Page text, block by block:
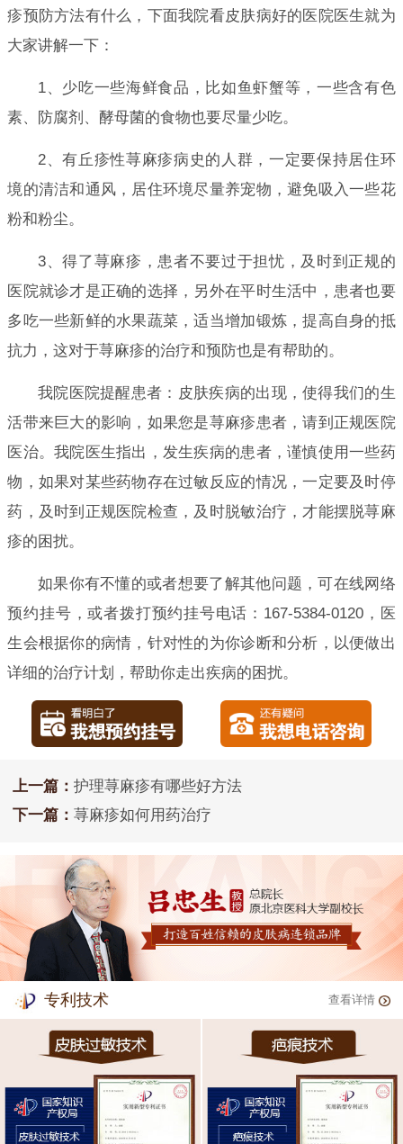
疹预防方法有什么，下面我院看皮肤病好的医院医生就为
大家讲解一下：
1、少吃一些海鲜食品，比如鱼虾蟹等，一些含有色
素、防腐剂、酵母菌的食物也要尽量少吃。
2、有丘疹性荨麻疹病史的人群，一定要保持居住环
境的清洁和通风，居住环境尽量养宠物，避免吸入一些花
粉和粉尘。
3、得了荨麻疹，患者不要过于担忧，及时到正规的
医院就诊才是正确的选择，另外在平时生活中，患者也要
多吃一些新鲜的水果蔬菜，适当增加锻炼，提高自身的抵
抗力，这对于荨麻疹的治疗和预防也是有帮助的。
我院医院提醒患者：皮肤疾病的出现，使得我们的生
活带来巨大的影响，如果您是荨麻疹患者，请到正规医院
医治。我院医生指出，发生疾病的患者，谨慎使用一些药
物，如果对某些药物存在过敏反应的情况，一定要及时停
药，及时到正规医院检查，及时脱敏治疗，才能摆脱荨麻
疹的困扰。
如果你有不懂的或者想要了解其他问题，可在线网络
预约挂号，或者拨打预约挂号电话：167-5384-0120，医
生会根据你的病情，针对性的为你诊断和分析，以便做出
详细的治疗计划，帮助你走出疾病的困扰。
上一篇： 护理荨麻疹有哪些好方法
下一篇： 荨麻疹如何用药治疗
专利技术 查看详情